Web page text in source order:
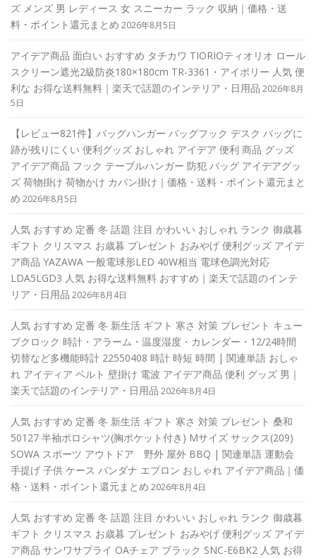
ズ メンズ 男 レディース 女 スニーカー ラック 収納｜価格・送
料・ポイント還元まとめ 2026年8月5日
アイデア商品 面白い おすすめ タチカワ TIORIOティオリオ ロール
スクリーン遮光2級防炎180×180cm TR-3361・アイボリー 人気 便
利な お得な送料無料｜楽天で話題のインテリア・日用品 2026年8月
5日
【レビュー821件】バッグハンガー バッグフック デスク バッグに
跡が残りにくい 便利グッズ おしゃれ アイデア 便利 商品 グッズ
アイデア商品 フック テーブルハンガー 防犯 バッグ アイデアグッ
ズ 荷物掛け 荷物かけ カバン掛け｜価格・送料・ポイント還元まと
め 2026年8月5日
人気 おすすめ 定番 冬 話題 注目 かわいい おしゃれ ランク 御歳暮
ギフト クリスマス お歳暮 プレゼント おみやげ 便利グッズ アイデ
ア商品 YAZAWA 一般電球形LED 40W相当 電球色調光対応
LDA5LGD3 人気 お得な送料無料 おすすめ｜楽天で話題のインテ
リア・日用品 2026年8月4日
人気 おすすめ 定番 冬 新生活 ギフト 寒さ 対策 プレゼント キュー
ブクロック 時計・アラーム・温度湿度・カレンダー・12/24時間
切替など多機能時計 22550408 時計 時短 時間 | 関連単語 おしゃ
れ アイディア ベルト 壁掛け 電波 アイデア商品 便利 グッズ 男｜
楽天で話題のインテリア・日用品 2026年8月4日
人気 おすすめ 定番 冬 新生活 ギフト 寒さ 対策 プレゼント 桑和
50127 半袖ポロシャツ(胸ポケット付き) Mサイズ サックス(209)
SOWA スポーツ アウトドア 野外 屋外 BBQ | 関連単語 運動会
手提げ 子供 ケース バンダナ エプロン おしゃれ アイデア商品｜価
格・送料・ポイント還元まとめ 2026年8月4日
人気 おすすめ 定番 冬 話題 注目 かわいい おしゃれ ランク 御歳暮
ギフト クリスマス お歳暮 プレゼント おみやげ 便利グッズ アイデ
ア商品 サンワサプライ OAチェア ブラック SNC-E6BK2 人気 お得